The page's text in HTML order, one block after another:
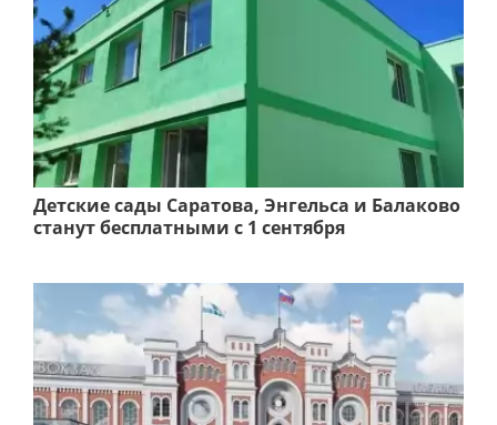
Детские сады Саратова, Энгельса и Балаково
станут бесплатными с 1 сентября